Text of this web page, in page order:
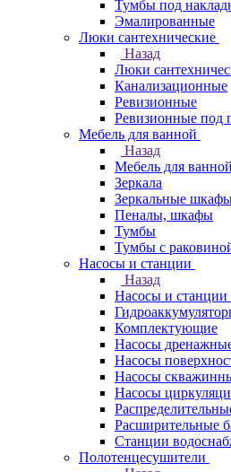
Тумбы под
Эмалированные
Люки сантехнические
Назад
Люки
Канализационные
Ревизионные
Ревизионные под
Мебель для ванной
Назад
Мебель для ванной
Зеркала
Зеркальные
Пеналы, шкафы
Тумбы
Тумбы с
Насосы и станции
Назад
Насосы и станции
Комплектующие
Насосы
Насосы
Насосы
Насосы
Расширительные
Станции
Полотенцесушители